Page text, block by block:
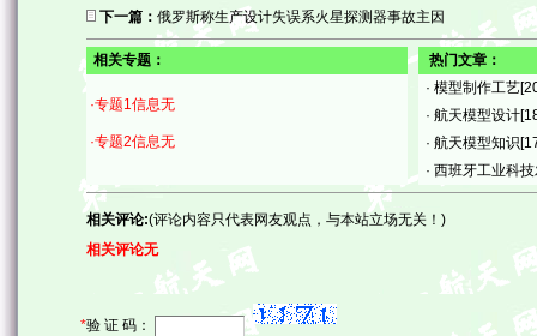
下一篇： 俄罗斯称生产设计失误系火星探测器事故主因
相关专题：
·专题1信息无
·专题2信息无
热门文章：
· 模型制作工艺
· 航天模型设计
· 航天模型知识
· 西班牙工业科
相关评论:(评论内容只代表网友观点，与本站立场无关！)
相关评论无
*验 证 码：